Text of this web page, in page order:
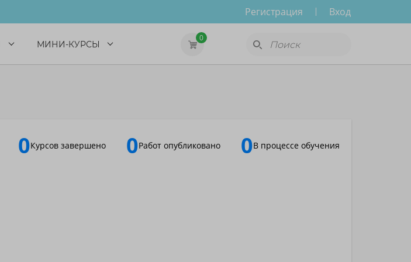
Регистрация Вход
МИНИ-КУРСЫ
0
0Курсов завершено 0Работ опубликовано 0В процессе обучения